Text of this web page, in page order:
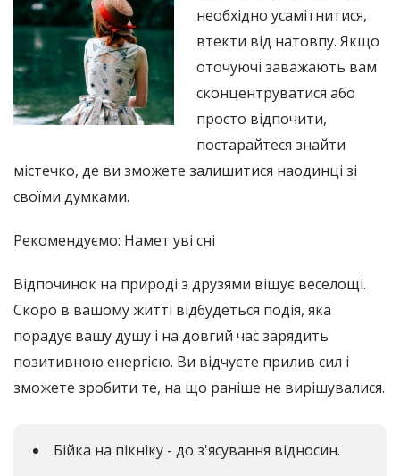
необхідно усамітнитися,
втекти від натовпу. Якщо
оточуючі заважають вам
сконцентруватися або
просто відпочити,
постарайтеся знайти
містечко, де ви зможете залишитися наодинці зі
своїми думками.
Рекомендуємо: Намет уві сні
Відпочинок на природі з друзями віщує веселощі.
Скоро в вашому житті відбудеться подія, яка
порадує вашу душу і на довгий час зарядить
позитивною енергією. Ви відчуєте прилив сил і
зможете зробити те, на що раніше не вирішувалися.
Бійка на пікніку - до з'ясування відносин.